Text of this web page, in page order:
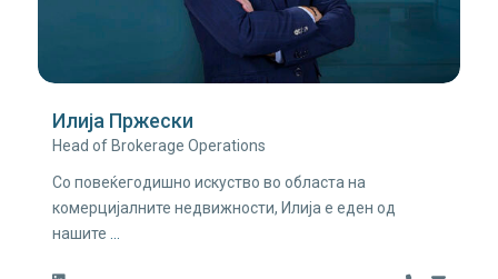
Илија Пржески
Head of Brokerage Operations
Со повеќегодишно искуство во областа на
комерцијалните недвижности, Илија е еден од
нашите